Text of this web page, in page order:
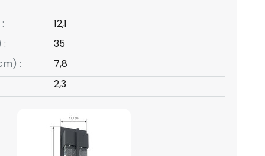
12,1
:
35
:
7,8
2,3